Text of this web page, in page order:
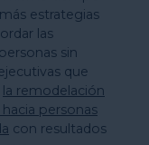
estrategias
las
sin
que
la remodelación
personas
con resultados